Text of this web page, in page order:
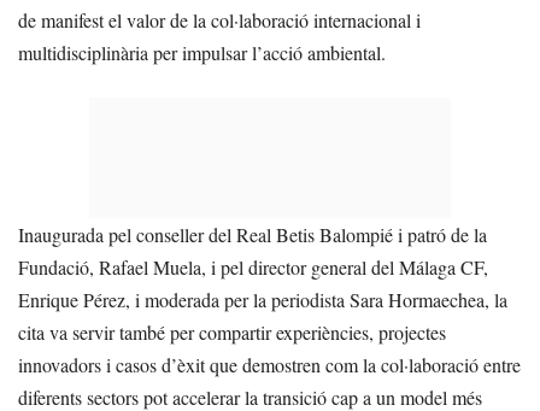
de manifest el valor de la col·laboració internacional i
multidisciplinària per impulsar l’acció ambiental.
Inaugurada pel conseller del Real Betis Balompié i patró de la
Fundació, Rafael Muela, i pel director general del Málaga CF,
Enrique Pérez, i moderada per la periodista Sara Hormaechea, la
cita va servir també per compartir experiències, projectes
innovadors i casos d’èxit que demostren com la col·laboració entre
diferents sectors pot accelerar la transició cap a un model més